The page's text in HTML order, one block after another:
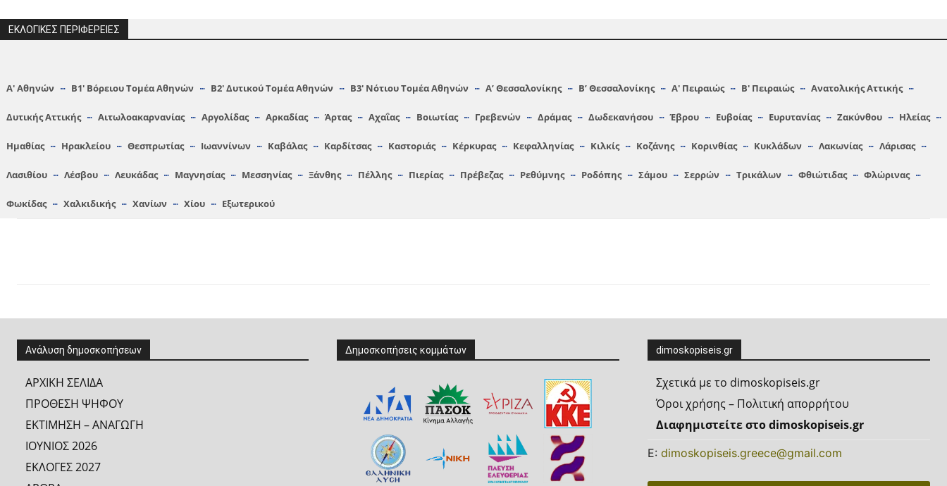
ΕΚΛΟΓΙΚΕΣ ΠΕΡΙΦΕΡΕΙΕΣ
Α′ Αθηνών Β1′ Βόρειου Τομέα Αθηνών Β2′ Δυτικού Τομέα Αθηνών Β3′ Νότιου Τομέα Αθηνών A’ Θεσσαλονίκης Β’ Θεσσαλονίκης Α′ Πειραιώς Β′ Πειραιώς Ανατολικής Αττικής
Δυτικής Αττικής Αιτωλοακαρνανίας Αργολίδας Αρκαδίας Άρτας Αχαΐας Βοιωτίας Γρεβενών Δράμας Δωδεκανήσου Έβρου Ευβοίας Ευρυτανίας Ζακύνθου Ηλείας
Hμαθίας Ηρακλείου Θεσπρωτίας Ιωαννίνων Καβάλας Καρδίτσας Καστοριάς Κέρκυρας Κεφαλληνίας Κιλκίς Κοζάνης Κορινθίας Κυκλάδων Λακωνίας Λάρισας
Λασιθίου Λέσβου Λευκάδας Μαγνησίας Μεσσηνίας Ξάνθης Πέλλης Πιερίας Πρέβεζας Ρεθύμνης Ροδόπης Σάμου Σερρών Τρικάλων Φθιώτιδας Φλώρινας
Φωκίδας Χαλκιδικής Χανίων Χίου Εξωτερικού
Ανάλυση δημοσκοπήσεων
ΑΡΧΙΚΗ ΣΕΛΙΔΑ
ΠΡΟΘΕΣΗ ΨΗΦΟΥ
ΕΚΤΙΜΗΣΗ – ΑΝΑΓΩΓΗ
ΙΟΥΝΙΟΣ 2026
ΕΚΛΟΓΕΣ 2027
Δημοσκοπήσεις κομμάτων dimoskopiseis.gr
Σχετικά με το dimoskopiseis.gr
Όροι χρήσης – Πολιτική απορρήτου
Διαφημιστείτε στο dimoskopiseis.gr
Ε:dimoskopiseis.greece@gmail.com